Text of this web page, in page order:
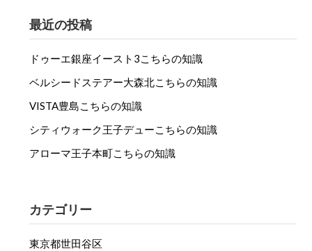
最近の投稿
ドゥーエ銀座イースト3こちらの知識
ベルシードステアー大森北こちらの知識
VISTA豊島こちらの知識
シティウォーク王子デューこちらの知識
アローマ王子本町こちらの知識
カテゴリー
東京都世田谷区